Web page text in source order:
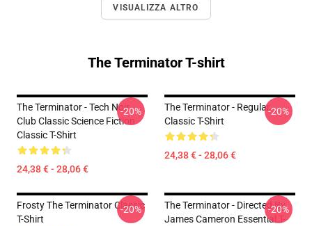
VISUALIZZA ALTRO
The Terminator T-shirt
The Terminator - Tech Noir
Club Classic Science Fiction
Classic T-Shirt
24,38 € - 28,06 €
-20%
The Terminator - Regular
Classic T-Shirt
24,38 € - 28,06 €
-20%
Frosty The Terminator Classic
T-Shirt
-20%
The Terminator - Directed By
James Cameron Essential T-
-20%